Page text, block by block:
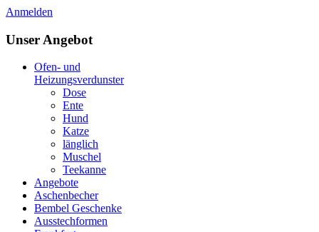
Anmelden
Unser Angebot
Ofen- und
Heizungsverdunster
Dose
Ente
Hund
Katze
länglich
Muschel
Teekanne
Angebote
Aschenbecher
Bembel Geschenke
Ausstechformen